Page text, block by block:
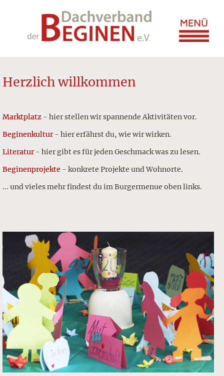
Herzlich willkommen
Marktplatz - hier stellen wir spannende Aktivitäten vor.
Beginenkultur- hier erfährst du, wie wir wirken.
Literatur- hier gibt es für jeden Geschmack was zu lesen.
Beginenprojekte - konkrete Projekte und Wohnorte.
... und vieles mehr findest du im Burgermenue oben links.